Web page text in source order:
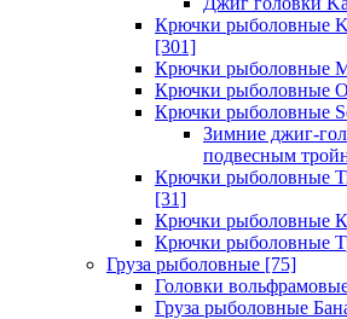
Крючки рыболовные
[301]
Крючки рыболовные
Крючки рыболовные
Крючки рыболовные
Зимние джиг-
подвесным
Крючки рыболовные
[31]
Крючки рыболовные
Крючки рыболовные
Груза рыболовные [75]
Головки
Груза рыболовные